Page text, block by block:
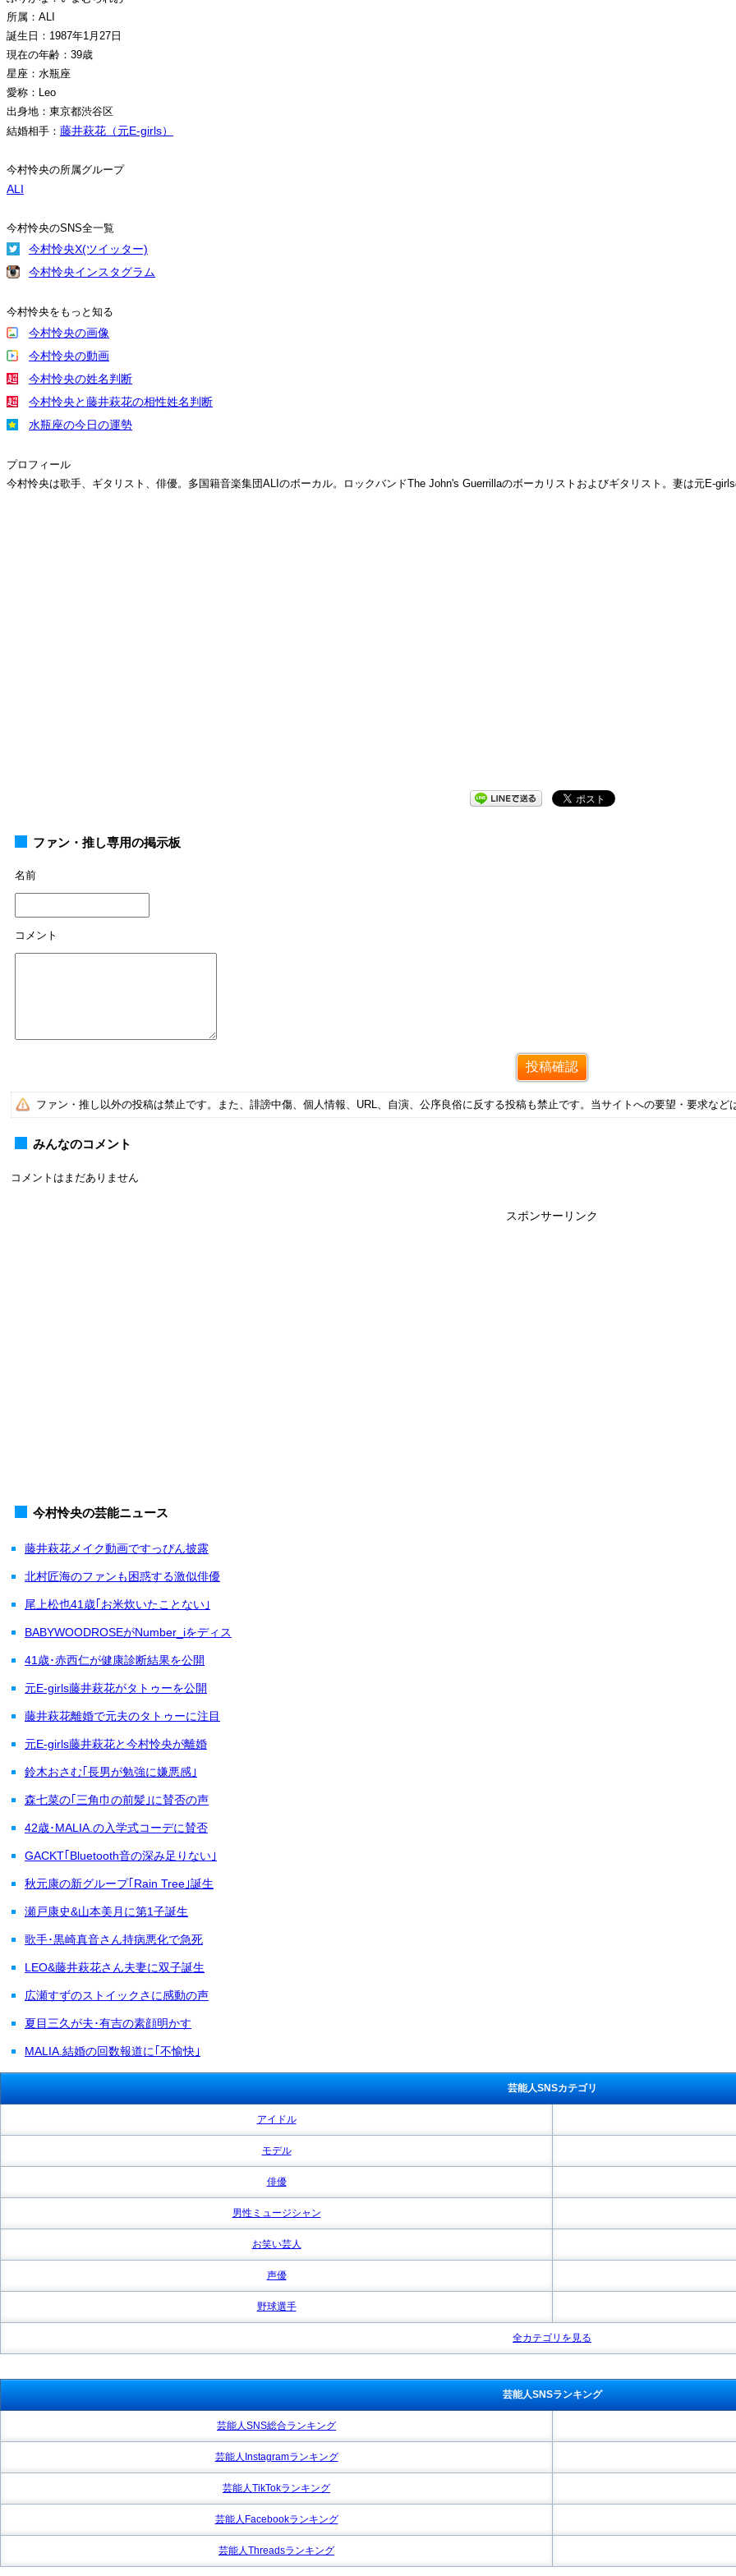
所属：ALI
誕生日：1987年1月27日
現在の年齢：39歳
星座：水瓶座
愛称：Leo
出身地：東京都渋谷区
結婚相手： 藤井萩花（元E-girls）
今村怜央の所属グループ
ALI
今村怜央のSNS全一覧
今村怜央X(ツイッター)
今村怜央インスタグラム
今村怜央をもっと知る
今村怜央の画像
今村怜央の動画
今村怜央の姓名判断
今村怜央と藤井萩花の相性姓名判断
水瓶座の今日の運勢
プロフィール
今村怜央は歌手、ギタリスト、俳優。多国籍音楽集団ALIのボーカル。ロックバンドThe John's Guerrillaのボーカリストおよびギタリスト。妻は元E-girls
ファン・推し専用の掲示板
名前
コメント
ファン・推し以外の投稿は禁止です。また、誹謗中傷、個人情報、URL、自演、公序良俗に反する投稿も禁止です。当サイトへの要望・要求など
みんなのコメント
コメントはまだありません
スポンサーリンク
今村怜央の芸能ニュース
藤井萩花メイク動画ですっぴん披露
北村匠海のファンも困惑する激似俳優
尾上松也41歳｢お米炊いたことない｣
BABYWOODROSEがNumber_iをディス
41歳･赤西仁が健康診断結果を公開
元E-girls藤井萩花がタトゥーを公開
藤井萩花離婚で元夫のタトゥーに注目
元E-girls藤井萩花と今村怜央が離婚
鈴木おさむ｢長男が勉強に嫌悪感｣
森七菜の｢三角巾の前髪｣に賛否の声
42歳･MALIA.の入学式コーデに賛否
GACKT｢Bluetooth音の深み足りない｣
秋元康の新グループ｢Rain Tree｣誕生
瀬戸康史&山本美月に第1子誕生
歌手･黒崎真音さん持病悪化で急死
LEO&藤井萩花さん夫妻に双子誕生
広瀬すずのストイックさに感動の声
夏目三久が夫･有吉の素顔明かす
MALIA.結婚の回数報道に｢不愉快｣
芸能人SNSカテゴリ
アイドル
モデル
俳優
男性ミュージシャン
お笑い芸人
声優
野球選手
全カテゴリを見る
芸能人SNSランキング
芸能人SNS総合ランキング
芸能人Instagramランキング
芸能人TikTokランキング
芸能人Facebookランキング
芸能人Threadsランキング